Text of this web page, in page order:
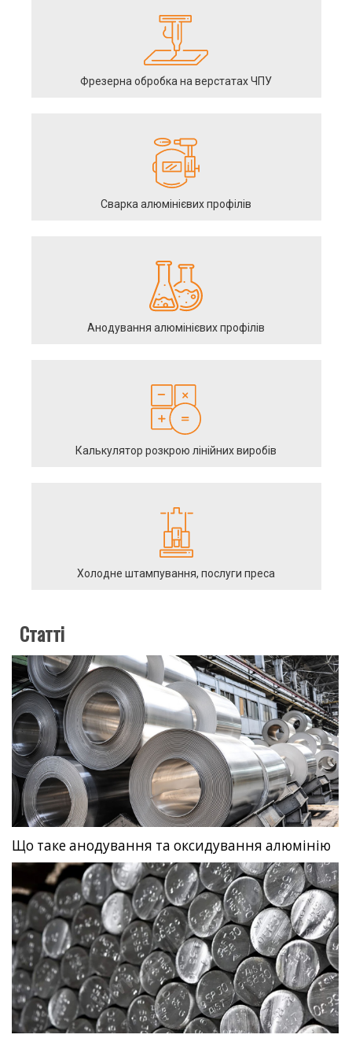
Фрезерна обробка на верстатах ЧПУ
Сварка алюмінієвих профілів
Анодування алюмінієвих профілів
Калькулятор розкрою лінійних виробів
Холодне штампування, послуги преса
Статті
Що таке анодування та оксидування алюмінію